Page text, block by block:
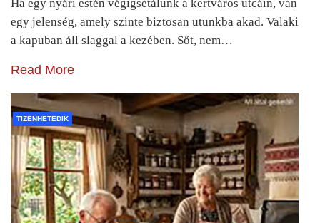
Ha egy nyári estén végigsétálunk a kertváros utcáin, van
egy jelenség, amely szinte biztosan utunkba akad. Valaki
a kapuban áll slaggal a kezében. Sőt, nem…
Read More
TIZENHETEDIK